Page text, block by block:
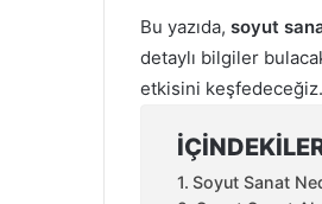
Bu yazıda, soyut
detaylı bilgiler
etkisini keşfedeceğiz.
Soyut Sanat